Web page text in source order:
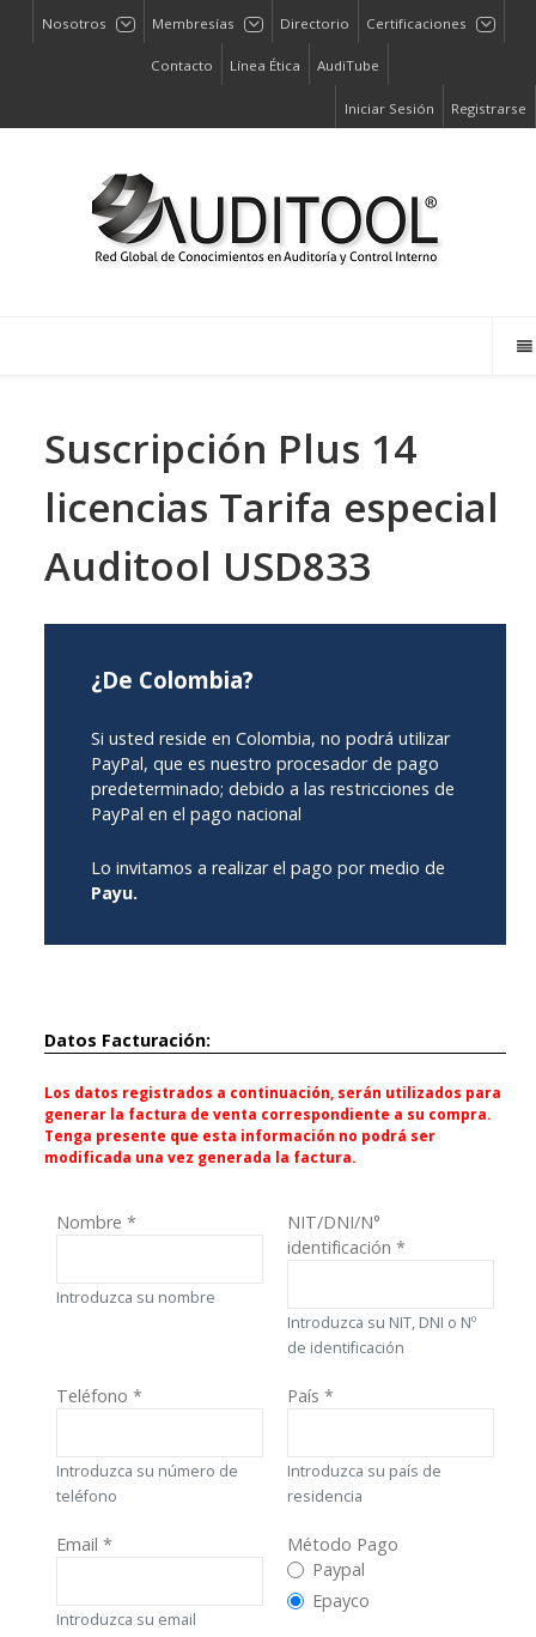
Nosotros Membresías Directorio Certificaciones
Contacto Línea Ética AudiTube
Iniciar Sesión Registrarse
Suscripción Plus 14
licencias Tarifa especial
Auditool USD833
¿De Colombia?
Si usted reside en Colombia, no podrá utilizar
PayPal, que es nuestro procesador de pago
predeterminado; debido a las restricciones de
PayPal en el pago nacional
Lo invitamos a realizar el pago por medio de
Payu.
Datos Facturación:
Los datos registrados a continuación, serán utilizados para
generar la factura de venta correspondiente a su compra.
Tenga presente que esta información no podrá ser
modificada una vez generada la factura.
Nombre *
Introduzca su nombre
NIT/DNI/N°
identificación *
Introduzca su NIT, DNI o Nº
de identificación
Teléfono *
Introduzca su número de
teléfono
País *
Introduzca su país de
residencia
Email *
Introduzca su email
Método Pago
Método Pago
Paypal
Epayco